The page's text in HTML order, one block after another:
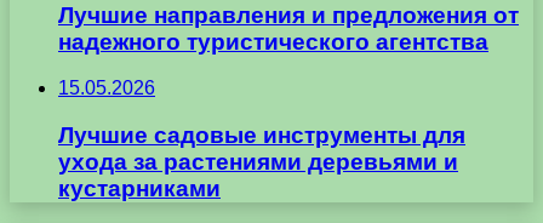
Лучшие направления и предложения от
надежного туристического агентства
15.05.2026
Лучшие садовые инструменты для
ухода за растениями деревьями и
кустарниками